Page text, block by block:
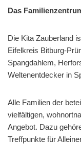
Das
Die Kita Zauberland
Eifelkreis Bitburg-
Spangdahlem,
Weltenentdecker in
Alle Familien der
vielfältigen,
Angebot. Dazu
Treffpunkte für